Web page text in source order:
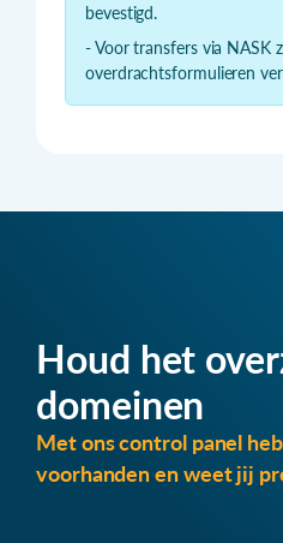
bevestigd.
- Voor transfers via NASK
overdrachtsformulieren
Houd het
domeinen
Met ons control panel
voorhanden en weet jij